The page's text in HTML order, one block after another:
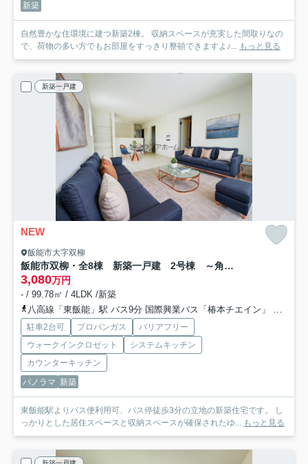
新築
自然豊かな住環境に建つ新築2棟。 収納スペースが充実した間取りなの
で、荷物の多い方でもお部屋をすっきり整頓できますよ♪... もっと見る
新築一戸建
NEW
飯能市大字双柳
飯能市双柳・全8棟 新築一戸建 2号棟 ～角地・駐車2台～
3,080万円
- / 99.78㎡ / 4LDK /新築
八高線「東飯能」駅 バス9分 国際興業バス「椿本チエイン」 停歩3分
駐車2台可 プロパンガス
バリアフリー
ウォークインクロゼット
システムキッチン
カウンターキッチン
パノラマ 新築
東飯能駅よりバス便利用可、バス停徒歩3分の立地の新築住宅です。 し
っかりとした居住スペースと収納スペースが確保されたゆ... もっと見る